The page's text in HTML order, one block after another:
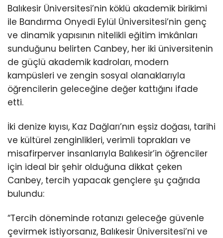
Balıkesir Üniversitesi’nin köklü akademik birikimi
ile Bandırma Onyedi Eylül Üniversitesi’nin genç
ve dinamik yapısının nitelikli eğitim imkânları
sunduğunu belirten Canbey, her iki üniversitenin
de güçlü akademik kadroları, modern
kampüsleri ve zengin sosyal olanaklarıyla
öğrencilerin geleceğine değer kattığını ifade
etti.
İki denize kıyısı, Kaz Dağları’nın eşsiz doğası, tarihi
ve kültürel zenginlikleri, verimli toprakları ve
misafirperver insanlarıyla Balıkesir’in öğrenciler
için ideal bir şehir olduğuna dikkat çeken
Canbey, tercih yapacak gençlere şu çağrıda
bulundu:
“Tercih döneminde rotanızı geleceğe güvenle
çevirmek istiyorsanız, Balıkesir Üniversitesi’ni ve